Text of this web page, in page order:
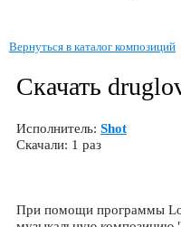
Вернуться в каталог композиций
Скачать
Исполнитель: Shot
Скачали: 1 раз
При помощи программы